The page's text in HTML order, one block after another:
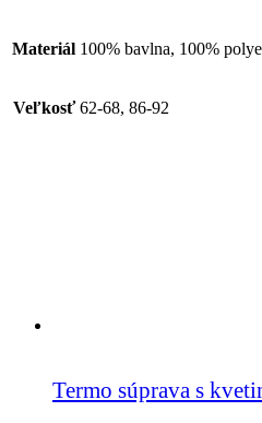
Materiál 100% bavlna, 100%
Veľkosť 62-68, 86-92
Termo súprava s